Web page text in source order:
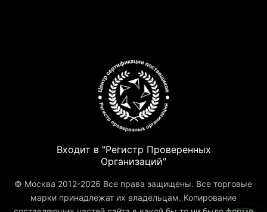
Входит в "Регистр Проверенных
Организаций"
© Москва 2012-2026 Все права защищены. Все торговые
марки принадлежат их владельцам. Копирование